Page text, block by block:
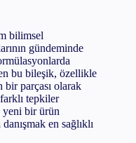
bilimsel
gündeminde
bu bileşik, özellikle
parçası olarak
tepkiler
yeni bir ürün
en sağlıklı